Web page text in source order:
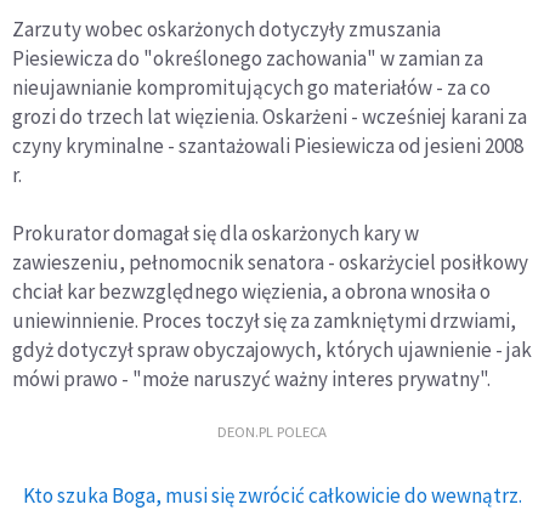
Zarzuty wobec oskarżonych dotyczyły zmuszania
Piesiewicza do "określonego zachowania" w zamian za
nieujawnianie kompromitujących go materiałów - za co
grozi do trzech lat więzienia. Oskarżeni - wcześniej karani za
czyny kryminalne - szantażowali Piesiewicza od jesieni 2008
r.
Prokurator domagał się dla oskarżonych kary w
zawieszeniu, pełnomocnik senatora - oskarżyciel posiłkowy
chciał kar bezwzględnego więzienia, a obrona wnosiła o
uniewinnienie. Proces toczył się za zamkniętymi drzwiami,
gdyż dotyczył spraw obyczajowych, których ujawnienie - jak
mówi prawo - "może naruszyć ważny interes prywatny".
DEON.PL POLECA
Kto szuka Boga, musi się zwrócić całkowicie do wewnątrz.